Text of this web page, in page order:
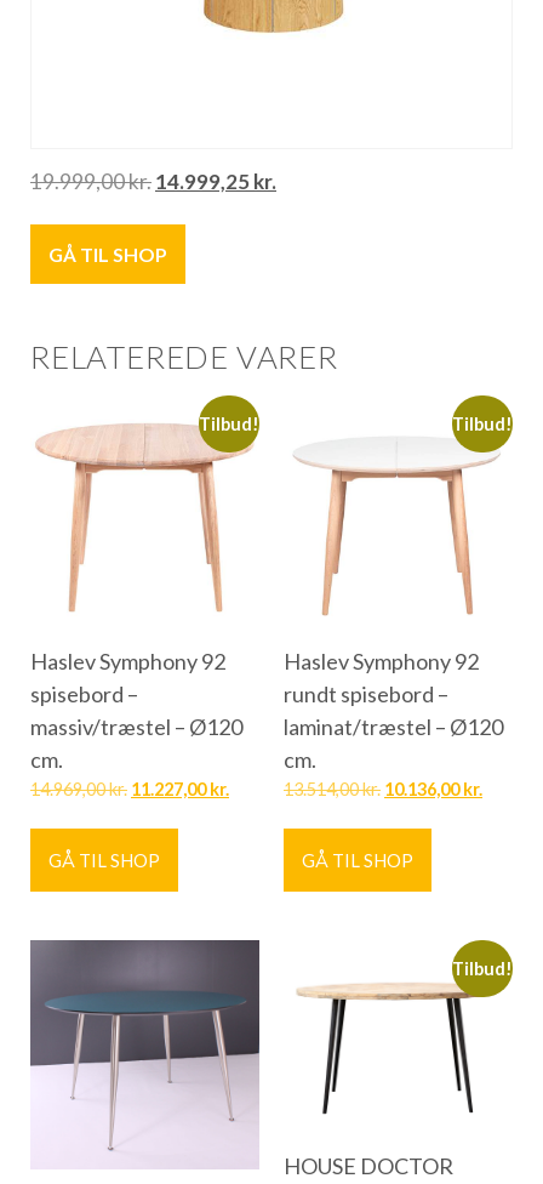
19.999,00kr.14.999,25kr.
GÅ TIL SHOP
RELATEREDE VARER
Tilbud!
Haslev Symphony 92
spisebord –
massiv/træstel – Ø120
cm.
14.969,00kr. 11.227,00kr.
GÅ TIL SHOP
Tilbud!
Haslev Symphony 92
rundt spisebord –
laminat/træstel – Ø120
cm.
13.514,00kr. 10.136,00kr.
GÅ TIL SHOP
Tilbud!
HOUSE DOCTOR